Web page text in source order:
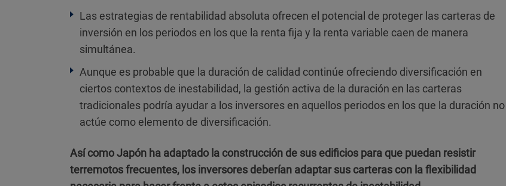
Las estrategias de rentabilidad absoluta ofrecen el potencial de proteger las carteras de
inversión en los periodos en los que la renta fija y la renta variable caen de manera
simultánea.
Aunque es probable que la duración de calidad continúe ofreciendo diversificación en
ciertos contextos de inestabilidad, la gestión activa de la duración en las carteras
tradicionales podría ayudar a los inversores en aquellos periodos en los que la duración no
actúe como elemento de diversificación.
Así como Japón ha adaptado la construcción de sus edificios para que puedan resistir
terremotos frecuentes, los inversores deberían adaptar sus carteras con la flexibilidad